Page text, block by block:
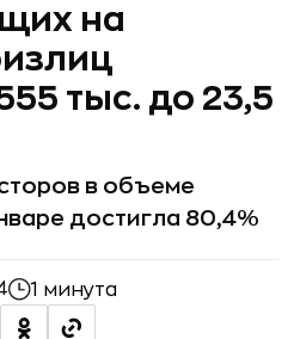
на
тыс. до 23,5
в объеме
достигла 80,4%
1 минута